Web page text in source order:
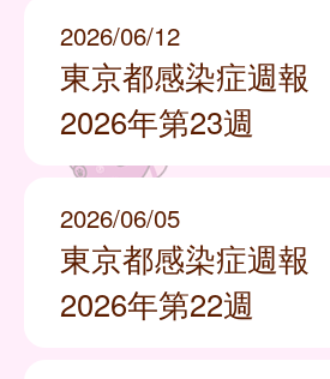
2026/06/12
東京都感染症週報
2026年第23週
2026/06/05
東京都感染症週報
2026年第22週